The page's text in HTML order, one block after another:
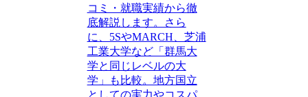
コミ・就職実績から徹
底解説します。さら
に、5SやMARCH、芝浦
工業大学など「群馬大
学と同じレベルの大
学」も比較。地方国立